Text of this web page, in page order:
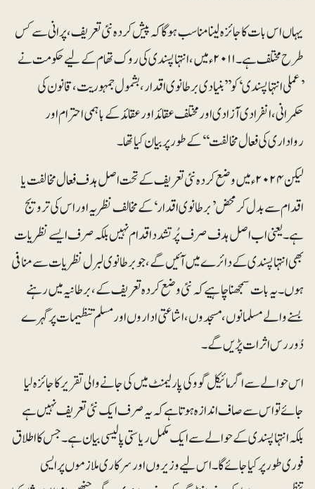
یہاں اس بات کا جائزہ لینا مناسب ہوگا کہ پیش کردہ نئی تعریف، پرانی سے کس
طرح مختلف ہے۔ ۲۰۱۱ء میں، انتہا پسندی کی روک تھام کے لیے حکومت نے
’عملی انتہا پسندی‘ کو ’’بنیادی برطانوی اقدار، بشمول جمہوریت، قانون کی
حکمرانی، انفرادی آزادی اور مختلف عقائد اور عقائد کے باہمی احترام اور
رواداری کی فعال مخالفت‘‘ کے طور پر بیان کیا تھا۔
لیکن ۲۰۲۴ء میں وضع کردہ نئی تعریف کے تحت اصل ہدف فعال مخالفت یا
اقدام سے بدل کر محض ’برطانوی اقدار‘ کے مخالف نظریہ اور اس کی ترویج
ہے۔ یعنی اب اصل ہدف صرف پُرتشدد اقدام نہیں بلکہ صرف ایسے نظریات
بھی انتہا پسندی کے دائرے میں آئیں گے، جو برطانوی لبرل نظریات سے منافی
ہوں۔ یہ بات سمجھنا چاہیے کہ نئی وضع کردہ تعریف کے، برطانیہ میں رہنے
بسنے والے مسلمانوں، مسجدوں، اشاعتی اداروں اور مسلم تنظیمات پر گہرے
دُوررس اثرات پڑیں گے۔
اس حوالے سے اگر مائیکل گوو کی پارلیمنٹ میں کی جانے والی تقریر کا جائزہ لیا
جائے تو اس سے صاف اندازہ ہوتا ہے کہ یہ صرف ایک نئی تعریف نہیں ہے
بلکہ انتہا پسندی کے حوالے سے ایک مکمل ریاستی پالیسی بیان ہے۔ جس کا اطلاق
فوری طورپرکیا جائے گا۔ اس لیے وزیروں اور سرکاری ملازموں پر ایسی